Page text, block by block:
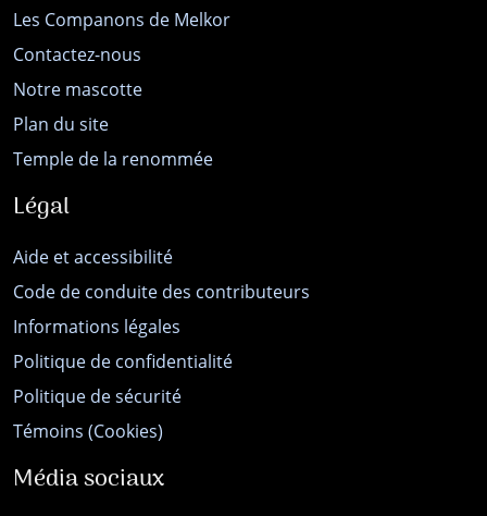
Les Companons de Melkor
Contactez-nous
Notre mascotte
Plan du site
Temple de la renommée
Légal
Aide et accessibilité
Code de conduite des contributeurs
Informations légales
Politique de confidentialité
Politique de sécurité
Témoins (Cookies)
Média sociaux